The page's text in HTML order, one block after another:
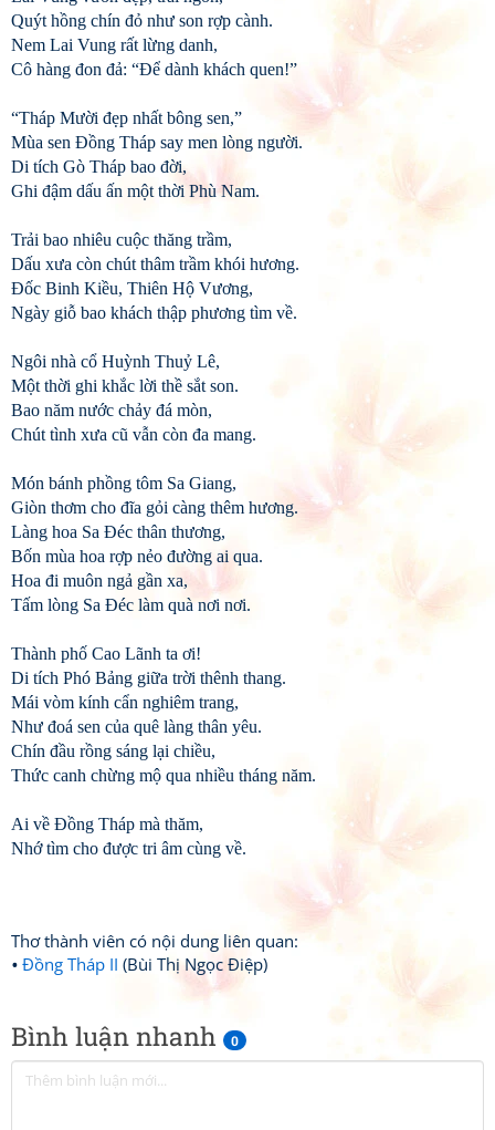
Bình luận nhanh 0
Quýt hồng chín đỏ như son rợp cành.
Nem Lai Vung rất lừng danh,
Cô hàng đon đả: “Để dành khách quen!”
“Tháp Mười đẹp nhất bông sen,”
Mùa sen Đồng Tháp say men lòng người.
Di tích Gò Tháp bao đời,
Ghi đậm dấu ấn một thời Phù Nam.
Trải bao nhiêu cuộc thăng trầm,
Dấu xưa còn chút thâm trầm khói hương.
Đốc Binh Kiều, Thiên Hộ Vương,
Ngày giỗ bao khách thập phương tìm về.
Ngôi nhà cổ Huỳnh Thuỷ Lê,
Một thời ghi khắc lời thề sắt son.
Bao năm nước chảy đá mòn,
Chút tình xưa cũ vẫn còn đa mang.
Món bánh phồng tôm Sa Giang,
Giòn thơm cho đĩa gỏi càng thêm hương.
Làng hoa Sa Đéc thân thương,
Bốn mùa hoa rợp nẻo đường ai qua.
Hoa đi muôn ngả gần xa,
Tấm lòng Sa Đéc làm quà nơi nơi.
Thành phố Cao Lãnh ta ơi!
Di tích Phó Bảng giữa trời thênh thang.
Mái vòm kính cẩn nghiêm trang,
Như đoá sen của quê làng thân yêu.
Chín đầu rồng sáng lại chiều,
Thức canh chừng mộ qua nhiều tháng năm.
Ai về Đồng Tháp mà thăm,
Nhớ tìm cho được tri âm cùng về.
Thơ thành viên có nội dung liên quan:
Đồng Tháp II (Bùi Thị Ngọc Điệp)